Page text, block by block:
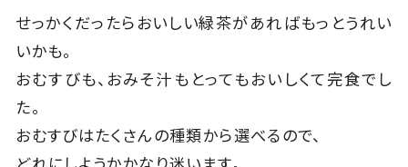
せっかくだったらおいしい緑茶があればもっとうれい
いかも。
おむすびも、おみそ汁もとってもおいしくて完食でし
た。
おむすびはたくさんの種類から選べるので、